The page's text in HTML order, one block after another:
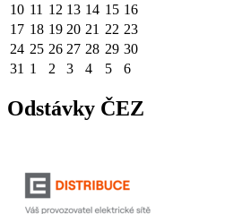
10 11 12 13 14 15 16
17 18 19 20 21 22 23
24 25 26 27 28 29 30
31 1 2 3 4 5 6
Odstávky ČEZ